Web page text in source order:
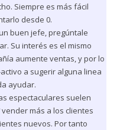
Siempre es más fácil
desde 0.
buen jefe, pregúntale
Su interés es el mismo
aumente ventas, y por lo
a sugerir alguna linea
ayudar.
espectaculares suelen
más a los clientes
nuevos. Por tanto